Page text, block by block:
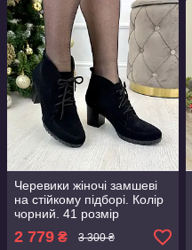
Черевики жіночі замшеві
на стійкому підборі. Колір
чорний. 41 розмір
2 779 ₴ 3 300 ₴